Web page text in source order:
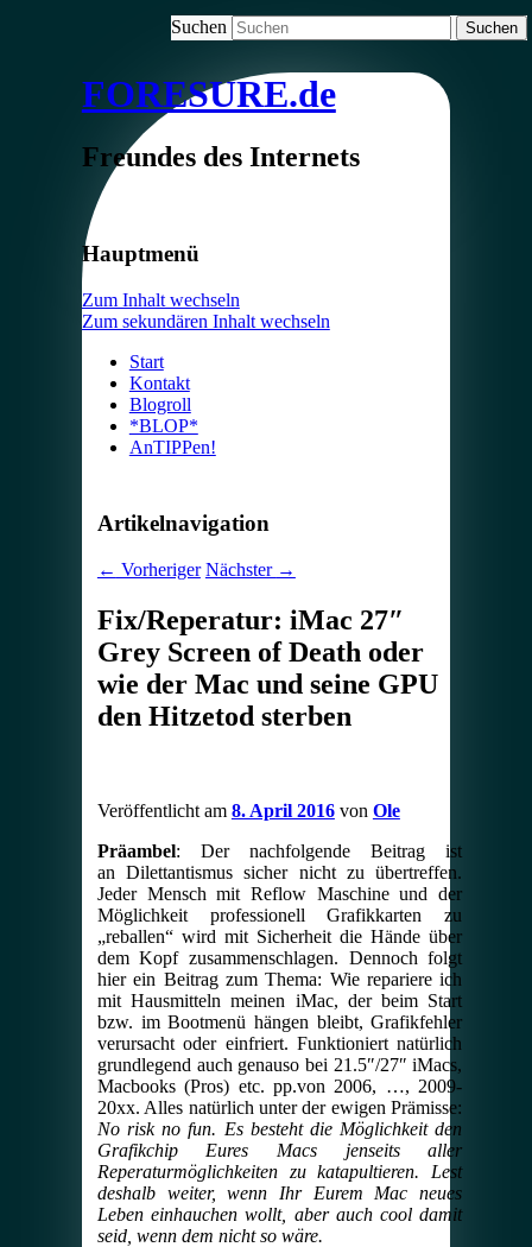
FORESURE.de
Freundes des Internets
Suchen
Hauptmenü
Zum Inhalt wechseln
Zum sekundären Inhalt wechseln
Start
Kontakt
Blogroll
*BLOP*
AnTIPPen!
Artikelnavigation
← Vorheriger Nächster →
Fix/Reperatur: iMac 27″
Grey Screen of Death oder
wie der Mac und seine GPU
den Hitzetod sterben
Veröffentlicht am 8. April 2016 von Ole
Präambel: Der nachfolgende Beitrag ist
an Dilettantismus sicher nicht zu übertreffen.
Jeder Mensch mit Reflow Maschine und der
Möglichkeit professionell Grafikkarten zu
„reballen“ wird mit Sicherheit die Hände über
dem Kopf zusammenschlagen. Dennoch folgt
hier ein Beitrag zum Thema: Wie repariere ich
mit Hausmitteln meinen iMac, der beim Start
bzw. im Bootmenü hängen bleibt, Grafikfehler
verursacht oder einfriert. Funktioniert natürlich
grundlegend auch genauso bei 21.5″/27″ iMacs,
Macbooks (Pros) etc. pp.von 2006, …, 2009-
20xx. Alles natürlich unter der ewigen Prämisse:
No risk no fun. Es besteht die Möglichkeit den
Grafikchip Eures Macs jenseits aller
Reperaturmöglichkeiten zu katapultieren. Lest
deshalb weiter, wenn Ihr Eurem Mac neues
Leben einhauchen wollt, aber auch cool damit
seid, wenn dem nicht so wäre.